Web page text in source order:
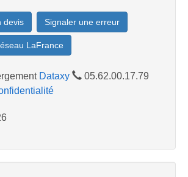
devis Signaler une erreur
LaFrance
Dataxy
05.62.00.17.79